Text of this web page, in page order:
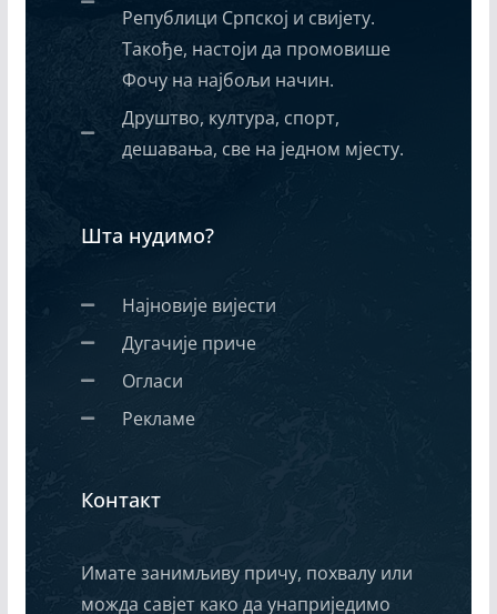
Републици Српској и свијету.
Такође, настоји да промовише
Фочу на најбољи начин.
Друштво, култура, спорт,
дешавања, све на једном мјесту.
Шта нудимо?
Најновије вијести
Дугачије приче
Огласи
Рекламе
Контакт
Имате занимљиву причу, похвалу или
можда савјет како да унаприједимо